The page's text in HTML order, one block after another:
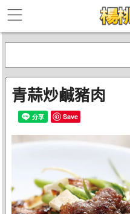
青蒜炒鹹豬肉
Save